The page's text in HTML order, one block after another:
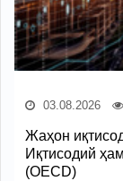
03.08.2026
Жаҳон
Иқтисодий
(OECD)